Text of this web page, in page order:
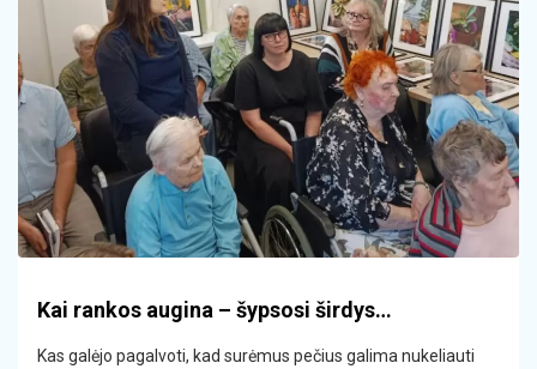
Kai rankos augina – šypsosi širdys…
Kas galėjo pagalvoti, kad surėmus pečius galima nukeliauti